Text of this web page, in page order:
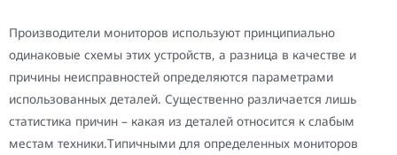
Производители мониторов используют принципиально
одинаковые схемы этих устройств, а разница в качестве и
причины неисправностей определяются параметрами
использованных деталей. Существенно различается лишь
статистика причин – какая из деталей относится к слабым
местам техники.Типичными для определенных мониторов